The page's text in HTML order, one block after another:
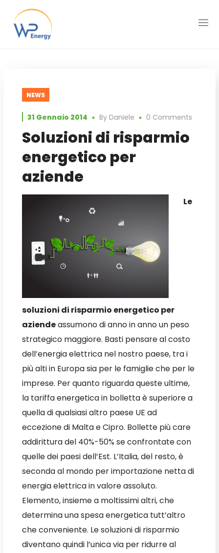
NEWS
31 Gennaio 2014 ByDaniele 0 Comments
Soluzioni di risparmio
energetico per
aziende
Le
soluzioni di risparmio energetico per
aziendeassumono di anno in anno un peso
strategico maggiore. Basti pensare al costo
dell’energia elettrica nel nostro paese, tra i
più alti in Europa sia per le famiglie che per le
imprese. Per quanto riguarda queste ultime,
la tariffa energetica in bolletta è superiore a
quella di qualsiasi altro paese UE ad
eccezione di Malta e Cipro. Bollette più care
addirittura del 40%-50% se confrontate con
quelle dei paesi dell’Est. L’Italia, del resto, è
seconda al mondo per importazione netta di
energia elettrica in valore assoluto.
Elemento, insieme a moltissimi altri, che
determina una spesa energetica tutt’altro
che conveniente. Le soluzioni di risparmio
diventano quindi l’unica via per ridurre al